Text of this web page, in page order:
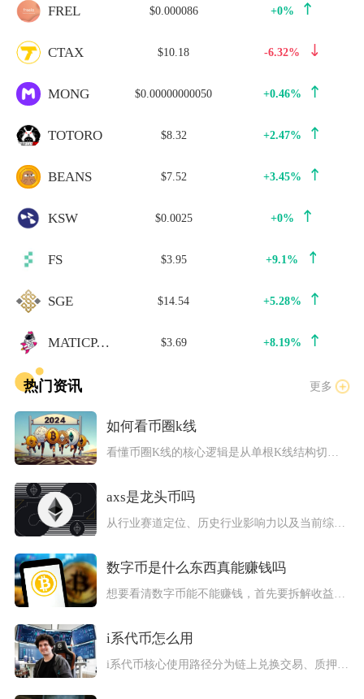
FREL $0.000086 +0%
CTAX $10.18 -6.32%
MONG $0.00000000050 +0.46%
TOTORO $8.32 +2.47%
BEANS $7.52 +3.45%
KSW $0.0025 +0%
FS $3.95 +9.1%
SGE $14.54 +5.28%
MATICPAD $3.69 +8.19%
热门资讯 更多
如何看币圈k线
axs是龙头币吗
数字币是什么东西真能赚钱吗
想要看清数字币能不能赚钱，首先要拆解收益形成的底层逻辑。早期...
i系代币怎么用
i系代币核心使用路径分为链上兑换交易、质押理财、生态功能消耗...